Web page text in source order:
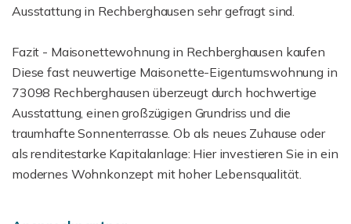
Ausstattung in Rechberghausen sehr gefragt sind.
Fazit - Maisonettewohnung in Rechberghausen kaufen
Diese fast neuwertige Maisonette-Eigentumswohnung in
73098 Rechberghausen überzeugt durch hochwertige
Ausstattung, einen großzügigen Grundriss und die
traumhafte Sonnenterrasse. Ob als neues Zuhause oder
als renditestarke Kapitalanlage: Hier investieren Sie in ein
modernes Wohnkonzept mit hoher Lebensqualität.